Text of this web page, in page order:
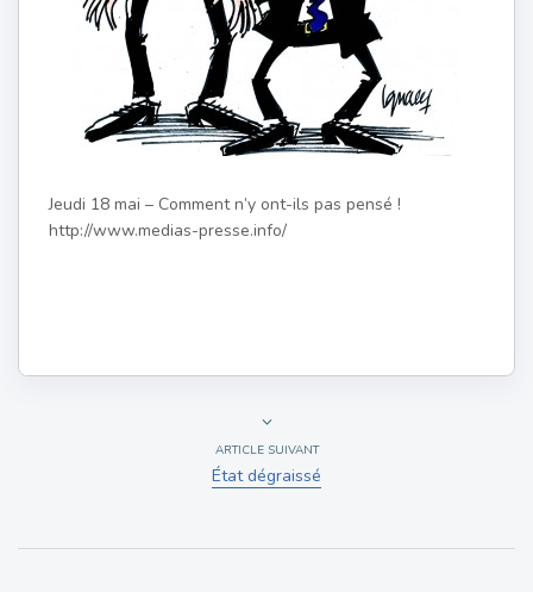
Jeudi 18 mai – Comment n’y ont-ils pas pensé !
http://www.medias-presse.info/
ARTICLE SUIVANT
État dégraissé